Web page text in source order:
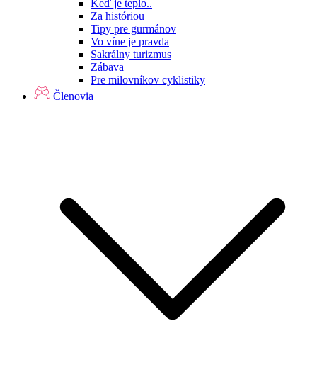
Keď je teplo..
Za históriou
Tipy pre gurmánov
Vo víne je pravda
Sakrálny turizmus
Zábava
Pre milovníkov cyklistiky
Členovia